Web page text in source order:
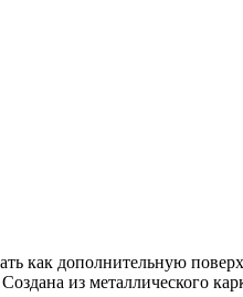
как дополнительную
из металлического